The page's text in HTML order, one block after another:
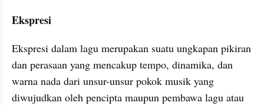
Ekspresi
Ekspresi dalam lagu merupakan suatu ungkapan pikiran
dan perasaan yang mencakup tempo, dinamika, dan
warna nada dari unsur-unsur pokok musik yang
diwujudkan oleh pencipta maupun pembawa lagu atau